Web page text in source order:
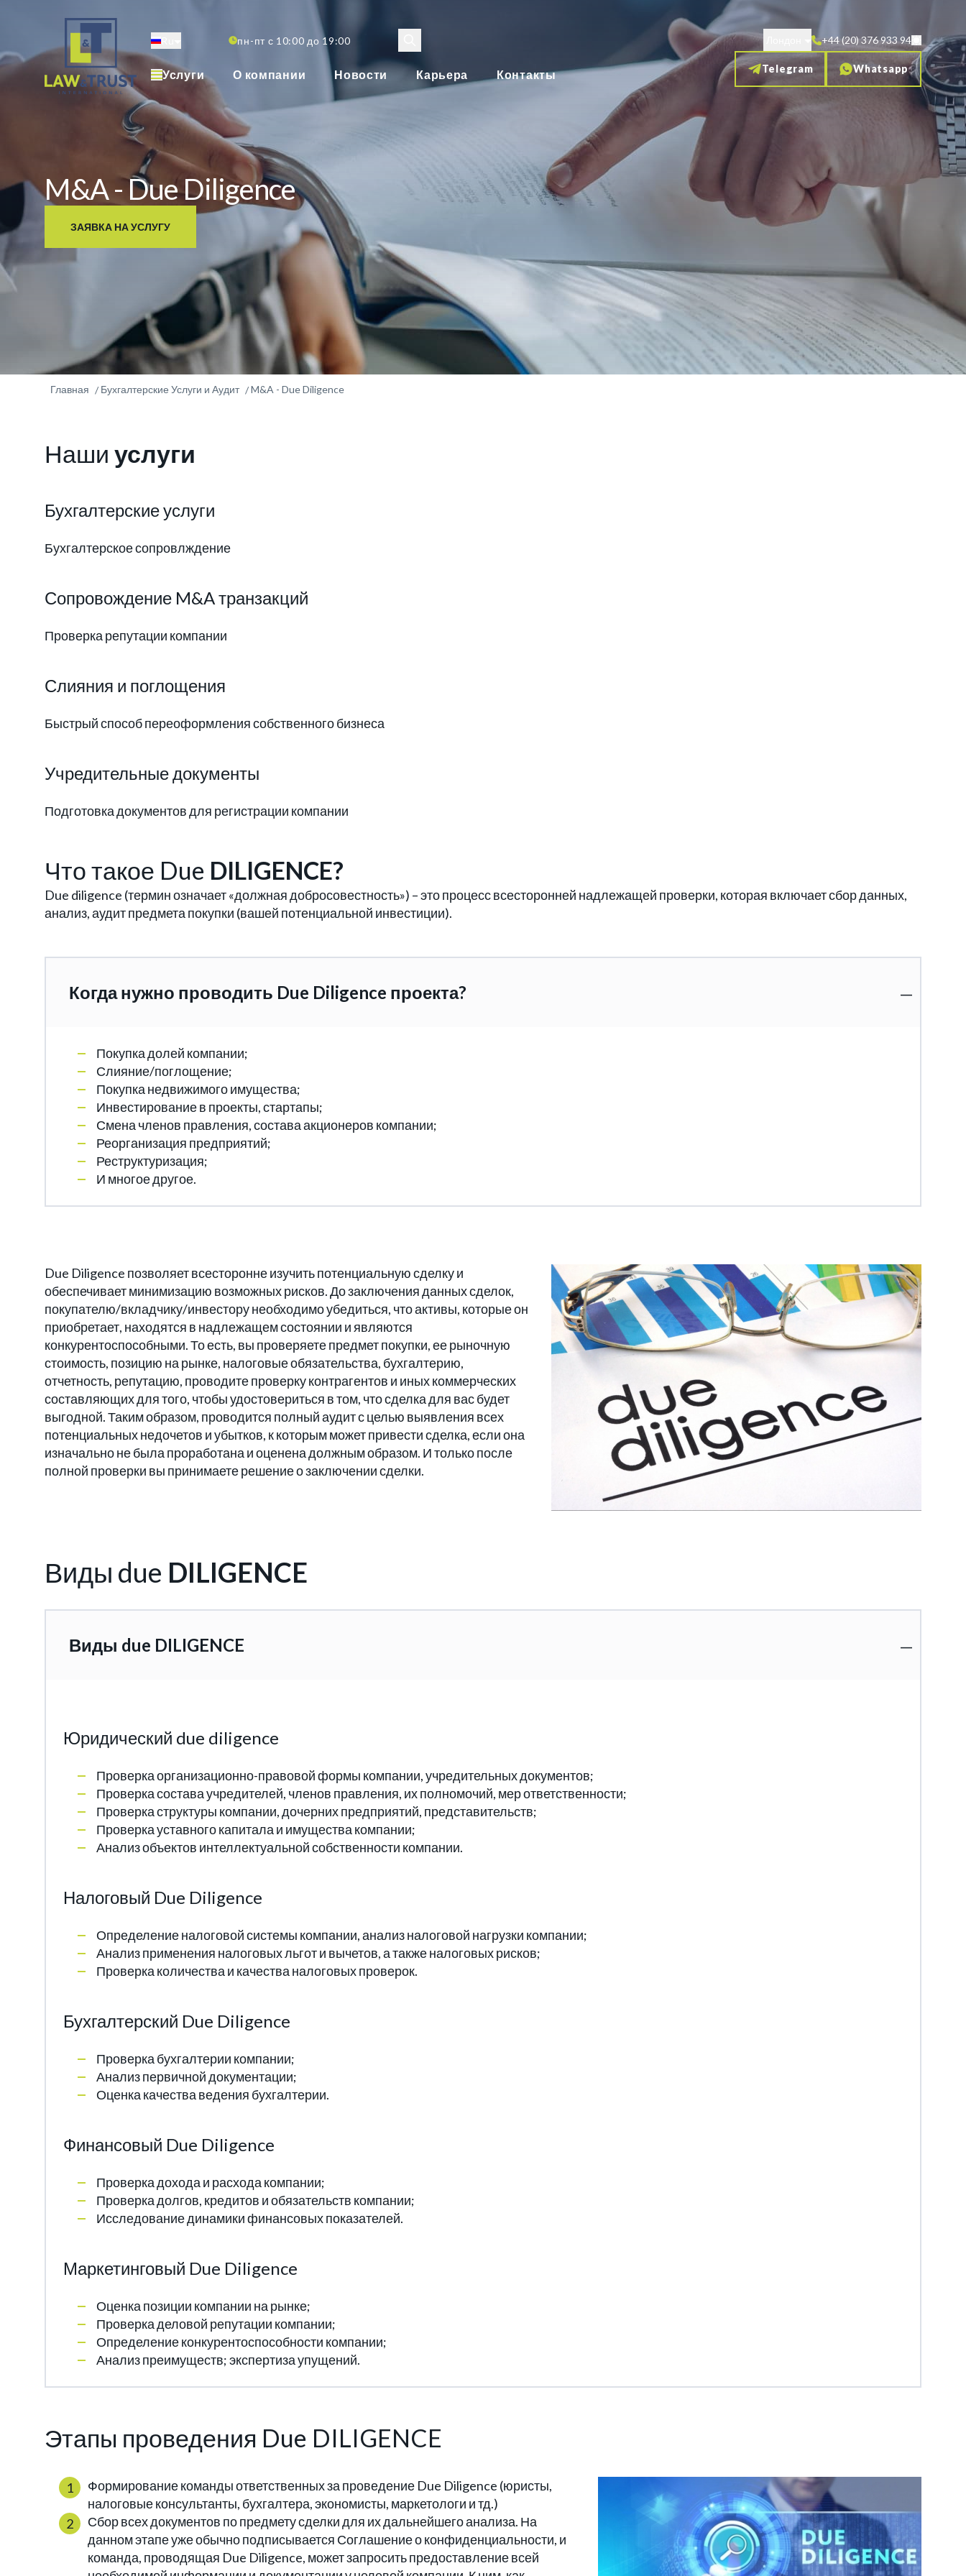
содержанию
пн-пт с 10:00 до 19:00
Услуги О компании Новости Карьера Контакты
+44 (20) 376 933 94
Telegram Whatsapp
M&A - Due Diligence
ЗАЯВКА НА УСЛУГУ
Главная Бухгалтерские Услуги и Аудит M&A - Due Diligence
Наши услуги
Бухгалтерские услуги
Бухгалтерское сопровлждение
Сопровождение M&A транзакций
Проверка репутации компании
Слияния и поглощения
Быстрый способ переоформления собственного бизнеса
Учредительные документы
Подготовка документов для регистрации компании
Что такое Due DILIGENCE?
Due diligence (термин означает «должная добросовестность») – это процесс всесторонней надлежащей проверки, которая включает сбор данных,
анализ, аудит предмета покупки (вашей потенциальной инвестиции).
Когда нужно проводить Due Diligence проекта?
Покупка долей компании;
Слияние/поглощение;
Покупка недвижимого имущества;
Инвестирование в проекты, стартапы;
Смена членов правления, состава акционеров компании;
Реорганизация предприятий;
Реструктуризация;
И многое другое.
Due Diligence позволяет всесторонне изучить потенциальную сделку и
обеспечивает минимизацию возможных рисков. До заключения данных сделок,
покупателю/вкладчику/инвестору необходимо убедиться, что активы, которые он
приобретает, находятся в надлежащем состоянии и являются
конкурентоспособными. То есть, вы проверяете предмет покупки, ее рыночную
стоимость, позицию на рынке, налоговые обязательства, бухгалтерию,
отчетность, репутацию, проводите проверку контрагентов и иных коммерческих
составляющих для того, чтобы удостовериться в том, что сделка для вас будет
выгодной. Таким образом, проводится полный аудит с целью выявления всех
потенциальных недочетов и убытков, к которым может привести сделка, если она
изначально не была проработана и оценена должным образом. И только после
полной проверки вы принимаете решение о заключении сделки.
Виды due DILIGENCE
Виды due DILIGENCE
Юридический due diligence
Проверка организационно-правовой формы компании, учредительных документов;
Проверка состава учредителей, членов правления, их полномочий, мер ответственности;
Проверка структуры компании, дочерних предприятий, представительств;
Проверка уставного капитала и имущества компании;
Анализ объектов интеллектуальной собственности компании.
Налоговый Due Diligence
Определение налоговой системы компании, анализ налоговой нагрузки компании;
Анализ применения налоговых льгот и вычетов, а также налоговых рисков;
Проверка количества и качества налоговых проверок.
Бухгалтерский Due Diligence
Проверка бухгалтерии компании;
Анализ первичной документации;
Оценка качества ведения бухгалтерии.
Финансовый Due Diligence
Проверка дохода и расхода компании;
Проверка долгов, кредитов и обязательств компании;
Исследование динамики финансовых показателей.
Маркетинговый Due Diligence
Оценка позиции компании на рынке;
Проверка деловой репутации компании;
Определение конкурентоспособности компании;
Анализ преимуществ; экспертиза упущений.
Этапы проведения Due DILIGENCE
Формирование команды ответственных за проведение Due Diligence (юристы,
налоговые консультанты, бухгалтера, экономисты, маркетологи и тд.)
Сбор всех документов по предмету сделки для их дальнейшего анализа. На
данном этапе уже обычно подписывается Соглашение о конфиденциальности, и
команда, проводящая Due Diligence, может запросить предоставление всей